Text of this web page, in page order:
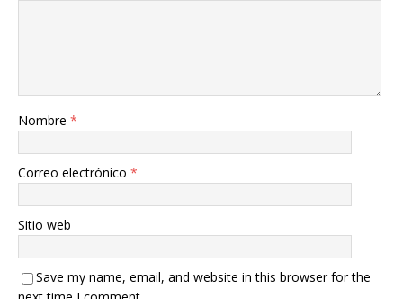
Nombre *
Correo electrónico *
Sitio web
Save my name, email, and website in this browser for the